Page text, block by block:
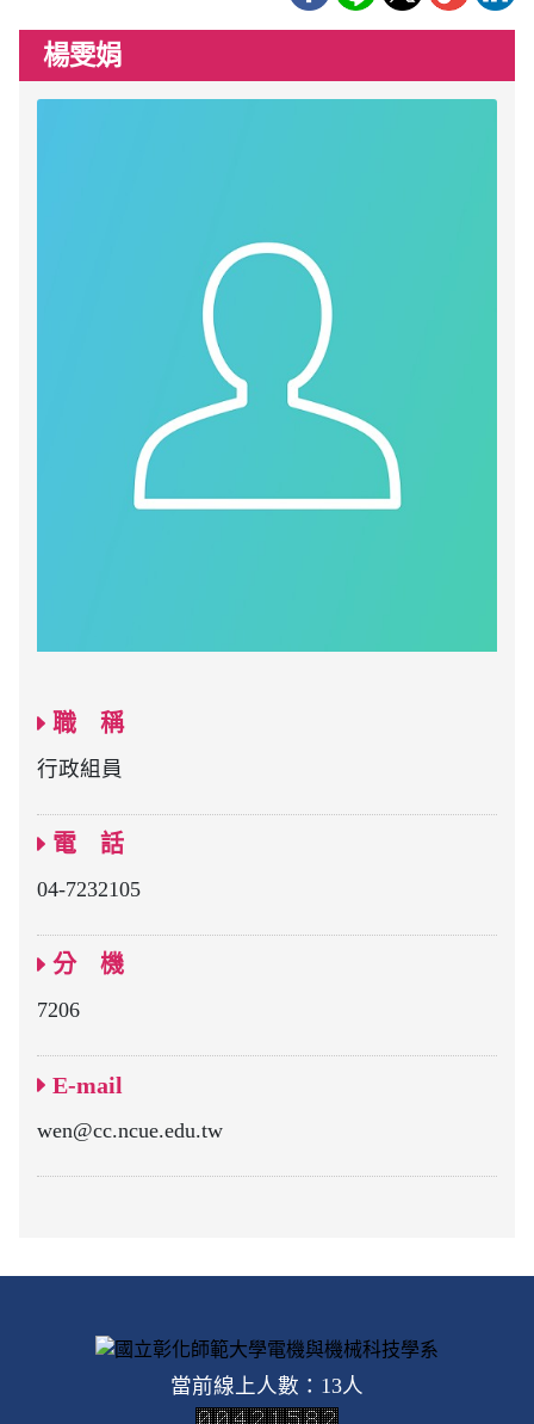
楊雯娟
職 稱
行政組員
電 話
04-7232105
分 機
7206
E-mail
wen@cc.ncue.edu.tw
當前線上人數：13人